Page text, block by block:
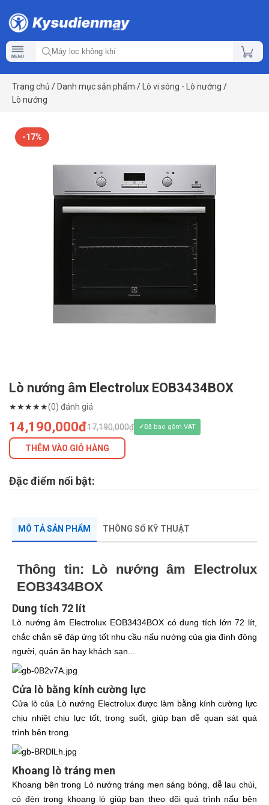
Trang chủ / Danh mục sản phẩm / Lò vi sóng - Lò nướng /
Lò nướng
-17%
Lò nướng âm Electrolux EOB3434BOX
★★★★★(0) đánh giá
14,190,000đ17,190,000₫ Đã bao gồm VAT
THÊM VÀO GIỎ HÀNG
Đặc điểm nổi bật:
MÔ TẢ SẢN PHẨM THÔNG SỐ KỸ THUẬT
Thông tin: Lò nướng âm Electrolux
EOB3434BOX
Dung tích 72 lít
Lò nướng âm Electrolux EOB3434BOX có dung tích lớn 72 lít,
chắc chắn sẽ đáp ứng tốt nhu cầu nấu nướng của gia đình đông
người, quán ăn hay khách sạn...
Cửa lò bằng kính cường lực
Cửa lò của Lò nướng Electrolux được làm bằng kính cường lực
chịu nhiệt chịu lực tốt, trong suốt, giúp bạn dễ quan sát quá
trình bên trong.
Khoang lò tráng men
Khoang bên trong Lò nướng tráng men sáng bóng, dễ lau chùi,
có đèn trong khoang lò giúp bạn theo dõi quá trình nấu bên